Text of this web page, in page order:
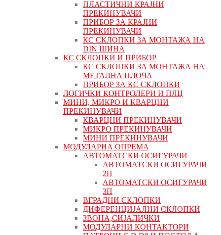
ПЛАСТИЧНИ КРАЈНИ
ПРЕКИНУВАЧИ
ПРИБОР ЗА КРАЈНИ
ПРЕКИНУВАЧИ
КС СКЛОПКИ ЗА МОНТАЖА НА
DIN ШИНА
КС СКЛОПКИ И ПРИБОР
КС СКЛОПКИ ЗА МОНТАЖА НА
МЕТАЛНА ПЛОЧА
ПРИБОР ЗА КС СКЛОПКИ
ЛОГИЧКИ КОНТРОЛЕРИ И ПЛЦ
МИНИ, МИКРО И КВАРЦНИ
ПРЕКИНУВАЧИ
КВАРЦНИ ПРЕКИНУВАЧИ
МИКРО ПРЕКИНУВАЧИ
МИНИ ПРЕКИНУВАЧИ
МОДУЛАРНА ОПРЕМА
АВТОМАТСКИ ОСИГУРАЧИ
АВТОМАТСКИ ОСИГУРАЧИ
2П
АВТОМАТСКИ ОСИГУРАЧИ
3П
ВГРАДНИ СКЛОПКИ
ДИФЕРЕНЦИЈАЛНИ СКЛОПКИ
ЗВОНА,СИЈАЛИЧКИ
МОДУЛАРНИ КОНТАКТОРИ